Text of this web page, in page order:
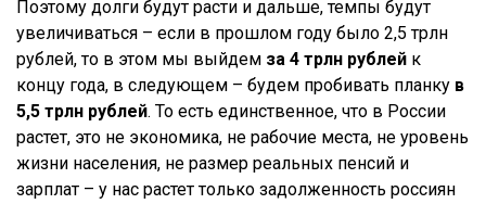
Поэтому долги будут расти и дальше, темпы будут
увеличиваться – если в прошлом году было 2,5 трлн
рублей, то в этом мы выйдем за 4 трлн рублей к
концу года, в следующем – будем пробивать планку в
5,5 трлн рублей. То есть единственное, что в России
растет, это не экономика, не рабочие места, не уровень
жизни населения, не размер реальных пенсий и
зарплат – у нас растет только задолженность россиян